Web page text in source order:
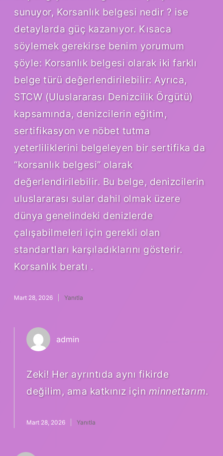
sunuyor, Korsanlık belgesi nedir ? ise
detaylarda güç kazanıyor. Kısaca
söylemek gerekirse benim yorumum
şöyle: Korsanlık belgesi olarak iki farklı
belge türü değerlendirilebilir: Ayrıca,
STCW (Uluslararası Denizcilik Örgütü)
kapsamında, denizcilerin eğitim,
sertifikasyon ve nöbet tutma
yeterliliklerini belgeleyen bir sertifika da
“korsanlık belgesi” olarak
değerlendirilebilir. Bu belge, denizcilerin
uluslararası sular dahil olmak üzere
dünya genelindeki denizlerde
çalışabilmeleri için gerekli olan
standartları karşıladıklarını gösterir.
Korsanlık beratı .
Mart 28, 2026 Yanıtla
admin
Zeki! Her ayrıntıda aynı fikirde
değilim, ama katkınız için minnettarım.
Mart 28, 2026 Yanıtla